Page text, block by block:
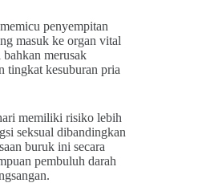
penyempitan
masuk ke organ vital
merusak
tingkat kesuburan pria
memiliki risiko lebih
seksual dibandingkan
buruk ini secara
pembuluh darah